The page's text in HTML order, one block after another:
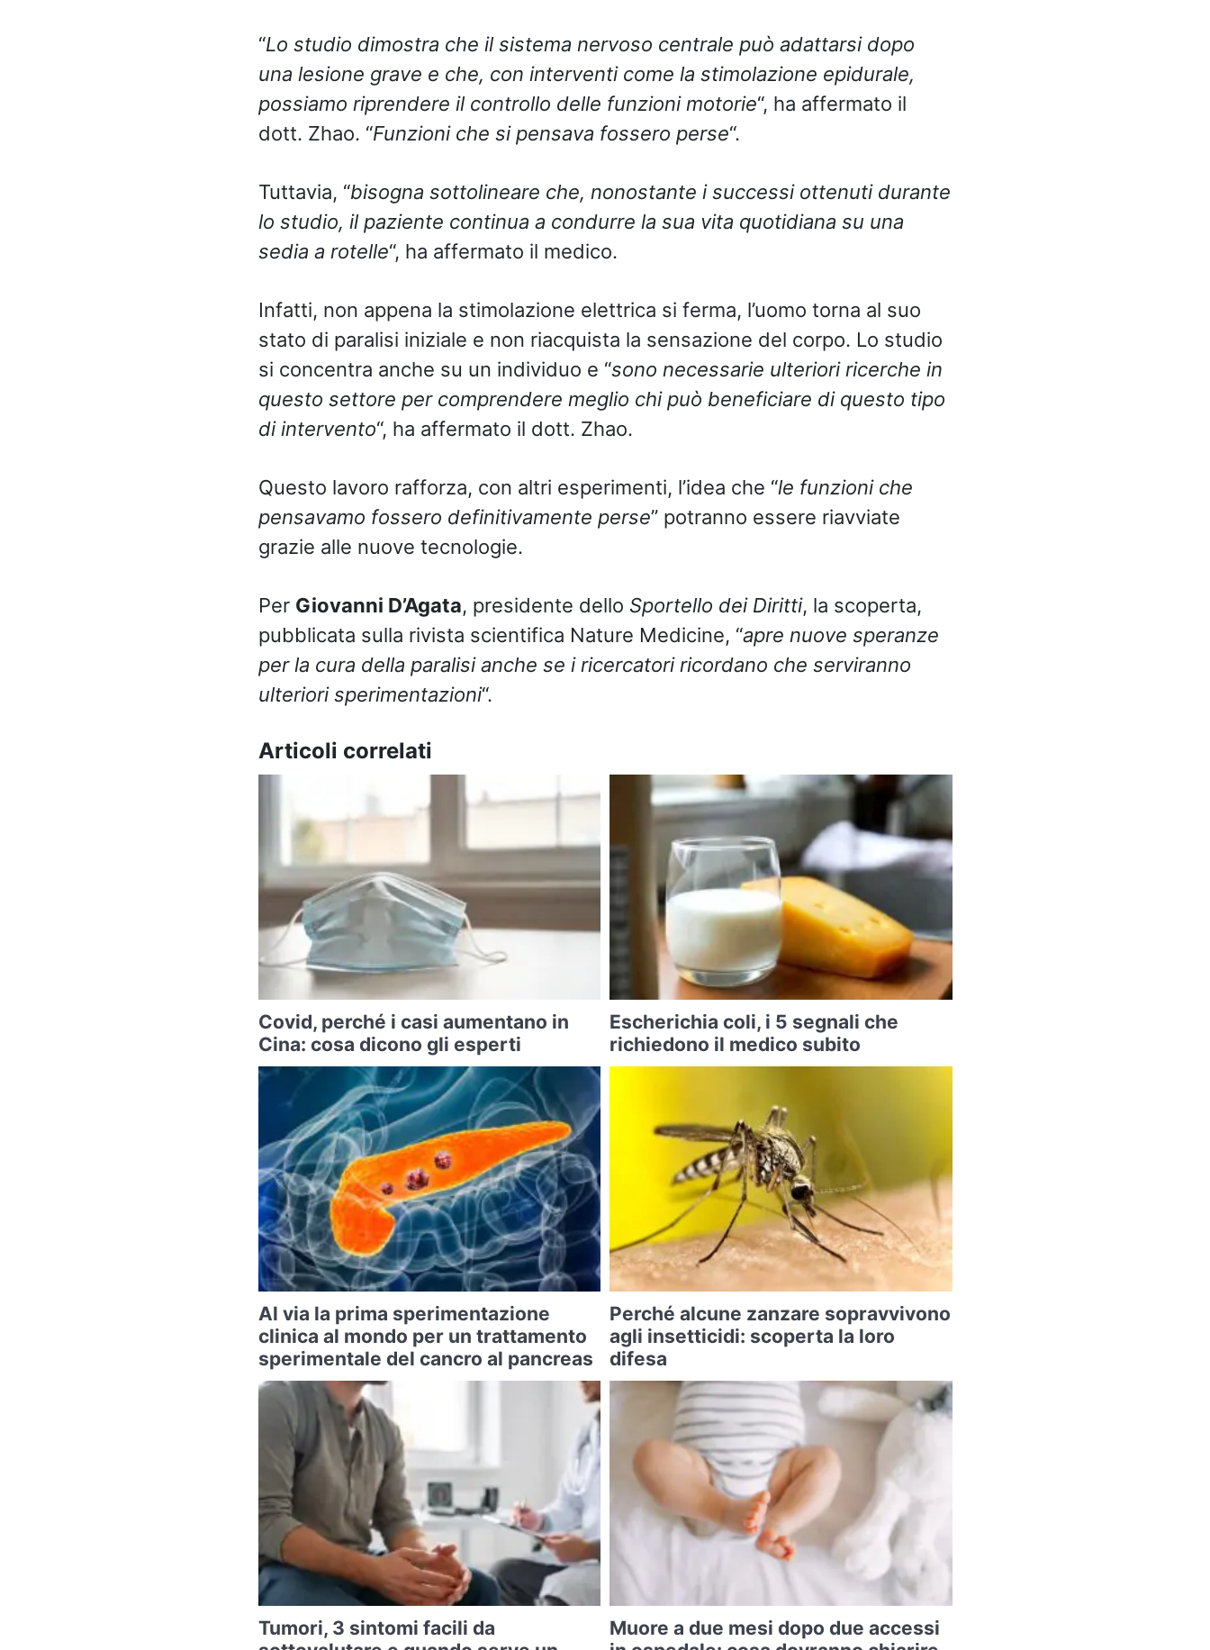
“Lo studio dimostra che il sistema nervoso centrale può adattarsi dopo
una lesione grave e che, con interventi come la stimolazione epidurale,
possiamo riprendere il controllo delle funzioni motorie“, ha affermato il
dott. Zhao. “Funzioni che si pensava fossero perse“.
Tuttavia, “bisogna sottolineare che, nonostante i successi ottenuti durante
lo studio, il paziente continua a condurre la sua vita quotidiana su una
sedia a rotelle“, ha affermato il medico.
Infatti, non appena la stimolazione elettrica si ferma, l’uomo torna al suo
stato di paralisi iniziale e non riacquista la sensazione del corpo. Lo studio
si concentra anche su un individuo e “sono necessarie ulteriori ricerche in
questo settore per comprendere meglio chi può beneficiare di questo tipo
di intervento“, ha affermato il dott. Zhao.
Questo lavoro rafforza, con altri esperimenti, l’idea che “le funzioni che
pensavamo fossero definitivamente perse” potranno essere riavviate
grazie alle nuove tecnologie.
Per Giovanni D’Agata, presidente dello Sportello dei Diritti, la scoperta,
pubblicata sulla rivista scientifica Nature Medicine, “apre nuove speranze
per la cura della paralisi anche se i ricercatori ricordano che serviranno
ulteriori sperimentazioni“.
Articoli correlati
Covid, perché i casi aumentano in
Cina: cosa dicono gli esperti
Escherichia coli, i 5 segnali che
richiedono il medico subito
Al via la prima sperimentazione
clinica al mondo per un trattamento
sperimentale del cancro al pancreas
Perché alcune zanzare sopravvivono
agli insetticidi: scoperta la loro
difesa
Tumori, 3 sintomi facili da
Muore a due mesi dopo due accessi